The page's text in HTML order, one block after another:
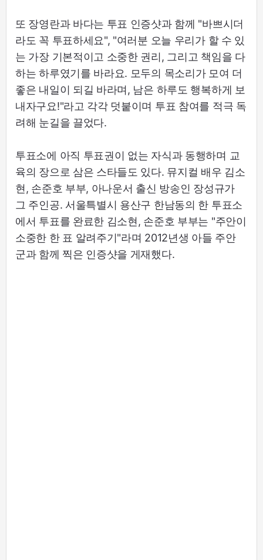
또 장영란과 바다는 투표 인증샷과 함께 "바쁘시더
라도 꼭 투표하세요", "여러분 오늘 우리가 할 수 있
는 가장 기본적이고 소중한 권리, 그리고 책임을 다
하는 하루였기를 바라요. 모두의 목소리가 모여 더
좋은 내일이 되길 바라며, 남은 하루도 행복하게 보
내자구요!"라고 각각 덧붙이며 투표 참여를 적극 독
려해 눈길을 끌었다.
투표소에 아직 투표권이 없는 자식과 동행하며 교
육의 장으로 삼은 스타들도 있다. 뮤지컬 배우 김소
현, 손준호 부부, 아나운서 출신 방송인 장성규가
그 주인공. 서울특별시 용산구 한남동의 한 투표소
에서 투표를 완료한 김소현, 손준호 부부는 "주안이
소중한 한 표 알려주기"라며 2012년생 아들 주안
군과 함께 찍은 인증샷을 게재했다.